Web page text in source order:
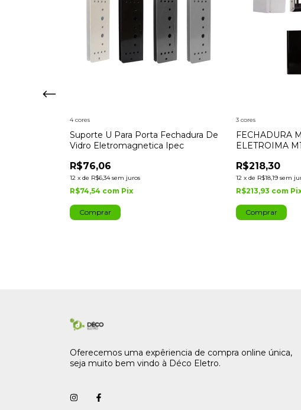
Suporte U Para Porta Fechadura De
Vidro Eletromagnetica Ipec
R$76,06
12 x de R$6,34 sem juros
R$74,54 com Pix
4 cores
Comprar
FECHADURA
ELETROIMA
R$218,30
12 x de R$18,19 sem
R$213,93 com
3 cores
Comprar
Oferecemos uma expêriencia de compra online única,
seja muito bem vindo à Déco Eletro.